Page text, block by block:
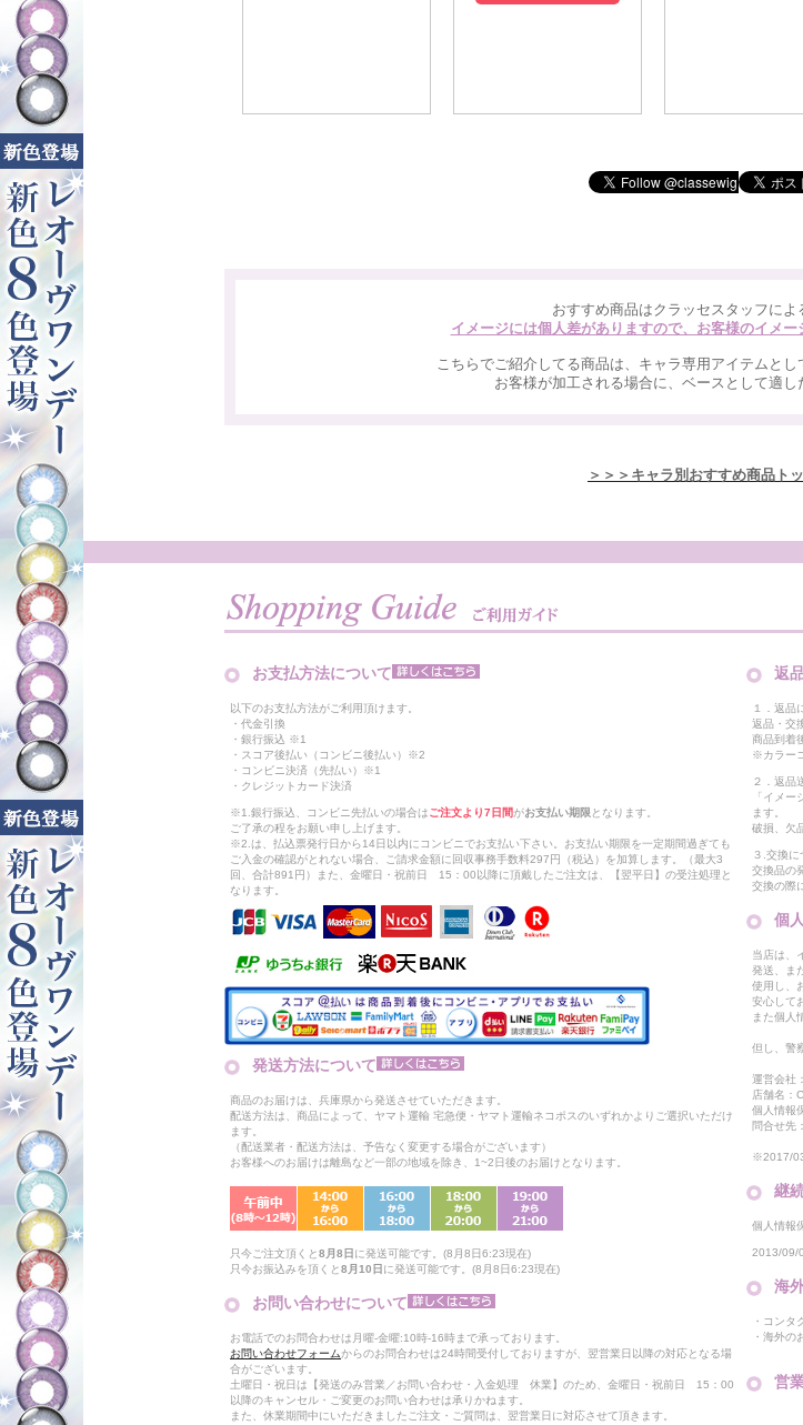
おすすめ商品はクラッセスタッフによ
イメージには個人差がありますので、お客様のイメー
こちらでご紹介してる商品は、キャラ専用アイテムとし
お客様が加工される場合に、ベースとして適し
＞＞＞キャラ別おすすめ商品ト
お支払方法について
以下のお支払方法がご利用頂けます。
・代金引換
・銀行振込 ※1
・スコア後払い（コンビニ後払い）※2
・コンビニ決済（先払い）※1
・クレジットカード決済
※1.銀行振込、コンビニ先払いの場合はご注文より7日間がお支払い期限 となります。
ご了承の程をお願い申し上げます。
※2.は、払込票発行日から14日以内にコンビニでお支払い下さい。お支払い期限を一定期間過ぎても
ご入金の確認がとれない場合、ご請求金額に回収事務手数料297円（税込）を加算します。（最大3
回、合計891円）また、金曜日・祝前日 15：00以降に頂戴したご注文は、【翌平日】の受注処理と
なります。
発送方法について
商品のお届けは、兵庫県から発送させていただきます。
配送方法は、商品によって、ヤマト運輸 宅急便・ヤマト運輸ネコポスのいずれかよりご選択いただけ
ます。
（配送業者・配送方法は、予告なく変更する場合がございます）
お客様へのお届けは離島など一部の地域を除き、1~2日後のお届けとなります。
只今ご注文頂くと8月8日 に発送可能です。(8月8日6:23現在)
只今お振込みを頂くと8月10日 に発送可能です。(8月8日6:23現在)
お問い合わせについて
お電話でのお問合わせは月曜-金曜:10時-16時まで承っております。
お問い合わせフォームからのお問合わせは24時間受付しておりますが、翌営業日以降の対応となる場
合がございます。
土曜日・祝日は【発送のみ営業／お問い合わせ・入金処理 休業】のため、金曜日・祝前日 15：00
以降のキャンセル・ご変更のお問い合わせは承りかねます。
また、休業期間中にいただきましたご注文・ご質問は、翌営業日に対応させて頂きます。
返
１．返品
返品・交
商品到着
※カラー
２．返品
「イメ
ます。
破損、欠
３.交換に
交換品の
交換の際
個
当店は、
発送、ま
使用し、
安心して
また個人
但し、警
運営会社
店舗名：
個人情報
問合せ先
※2017/
継
個人情報
2013/09/
海
・コンタ
・海外の
営